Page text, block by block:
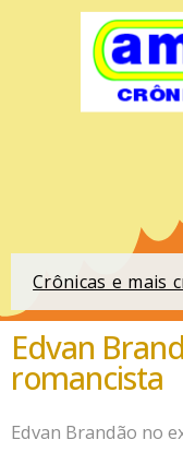
Crônicas e mais
Edvan
romancista
Edvan Brandão no